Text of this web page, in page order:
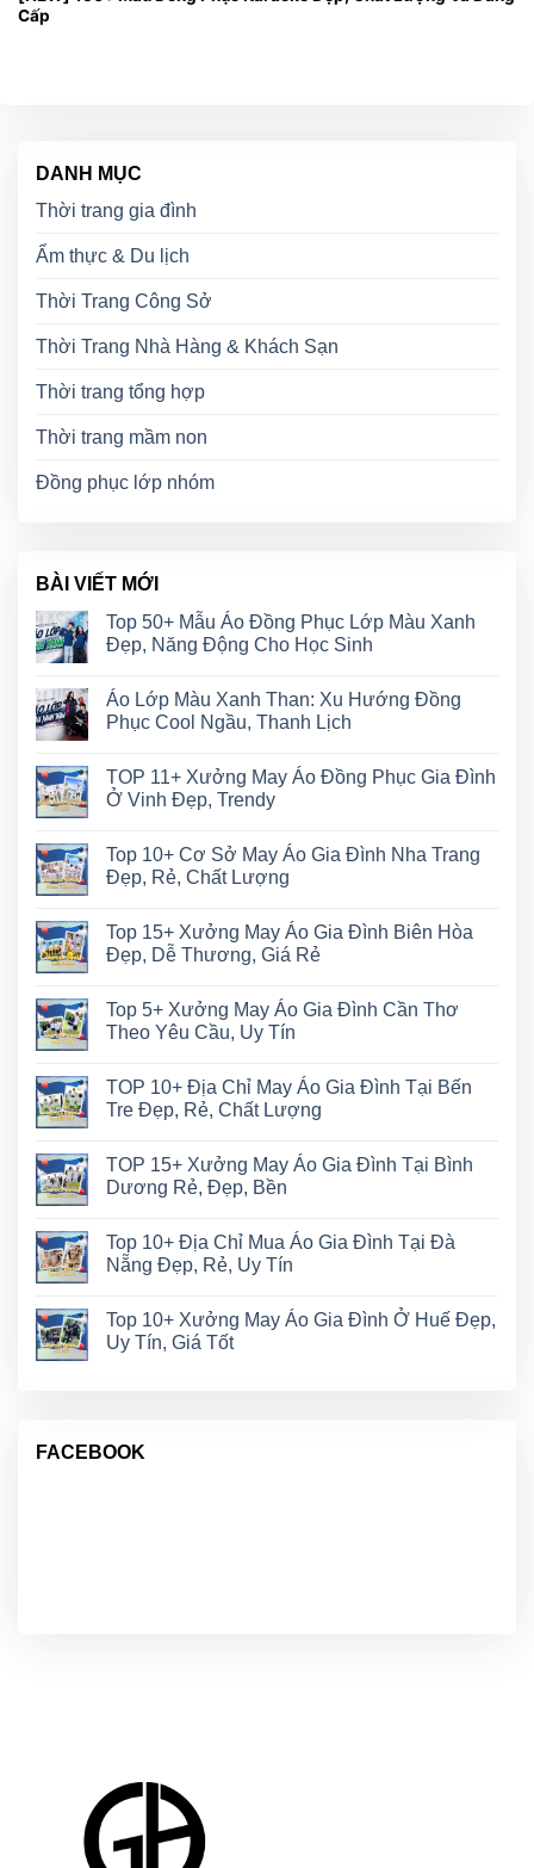
Cấp
DANH MỤC
Thời trang gia đình
Ẩm thực & Du lịch
Thời Trang Công Sở
Thời Trang Nhà Hàng & Khách Sạn
Thời trang tổng hợp
Thời trang mầm non
Đồng phục lớp nhóm
BÀI VIẾT MỚI
Top 50+ Mẫu Áo Đồng Phục Lớp Màu Xanh
Đẹp, Năng Động Cho Học Sinh
Áo Lớp Màu Xanh Than: Xu Hướng Đồng
Phục Cool Ngầu, Thanh Lịch
TOP 11+ Xưởng May Áo Đồng Phục Gia Đình
Ở Vinh Đẹp, Trendy
Top 10+ Cơ Sở May Áo Gia Đình Nha Trang
Đẹp, Rẻ, Chất Lượng
Top 15+ Xưởng May Áo Gia Đình Biên Hòa
Đẹp, Dễ Thương, Giá Rẻ
Top 5+ Xưởng May Áo Gia Đình Cần Thơ
Theo Yêu Cầu, Uy Tín
TOP 10+ Địa Chỉ May Áo Gia Đình Tại Bến
Tre Đẹp, Rẻ, Chất Lượng
TOP 15+ Xưởng May Áo Gia Đình Tại Bình
Dương Rẻ, Đẹp, Bền
Top 10+ Địa Chỉ Mua Áo Gia Đình Tại Đà
Nẵng Đẹp, Rẻ, Uy Tín
Top 10+ Xưởng May Áo Gia Đình Ở Huế Đẹp,
Uy Tín, Giá Tốt
FACEBOOK